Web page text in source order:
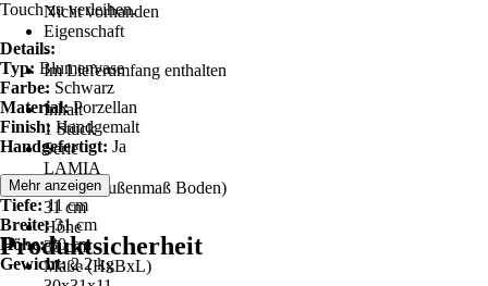
Nicht vorhanden
Eigenschaft
-
Im Lieferumfang enthalten
-
Inhalt
1 Stück
Serie
LAMIA
Breite (Außenmaß Boden)
31 cm
Höhe
30 cm
Maße (HxBxL)
Touch zu verleihen.
Details:
Typ: Blumenvase
Farbe: Schwarz
Material:Porzellan
Finish: Handgemalt
Handgefertigt: Ja
Abmessungen:
Tiefe:11 cm
Breite:31 cm
Höhe:30 cm
Gewicht:2.2 kg
Mehr anzeigen
Produktsicherheit